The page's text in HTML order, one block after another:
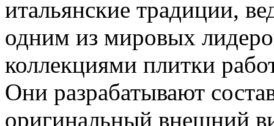
итальянские традиции,
одним из мировых
коллекциями плитки
Они разрабатывают
оригинальный внешний